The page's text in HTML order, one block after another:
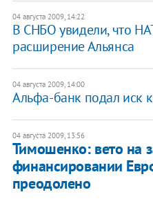
04 августа 2009, 14:22
В СНБО увидели, что
расширение Альянса
04 августа 2009, 14:00
Альфа-банк подал иск
04 августа 2009, 13:56
Тимошенко: вето на
финансировании
преодолено